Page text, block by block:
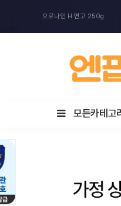
오로나인 H 연고 250g
모든카테고